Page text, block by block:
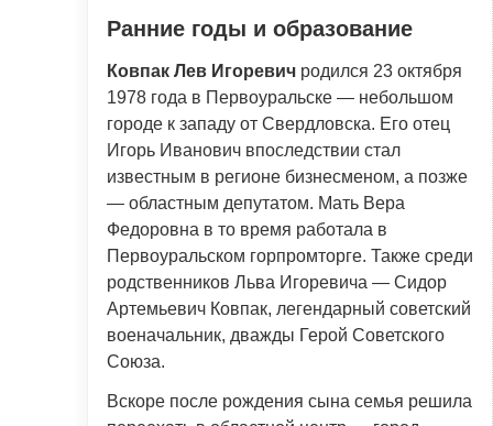
Ранние годы и образование
Ковпак Лев Игоревич родился 23 октября
1978 года в Первоуральске — небольшом
городе к западу от Свердловска. Его отец
Игорь Иванович впоследствии стал
известным в регионе бизнесменом, а позже
— областным депутатом. Мать Вера
Федоровна в то время работала в
Первоуральском горпромторге. Также среди
родственников Льва Игоревича — Сидор
Артемьевич Ковпак, легендарный советский
военачальник, дважды Герой Советского
Союза.
Вскоре после рождения сына семья решила